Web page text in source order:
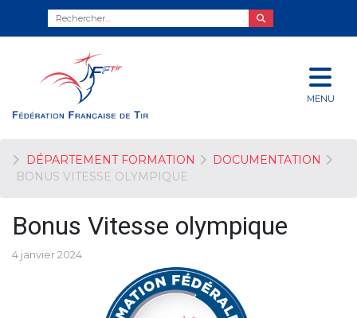
MENU
DÉPARTEMENT FORMATION
DOCUMENTATION
BONUS VITESSE OLYMPIQUE
Bonus Vitesse olympique
4 janvier 2024